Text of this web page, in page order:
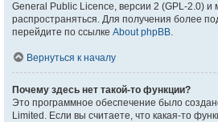
General Public Licence, версии 2 (GPL-2.0) и
распространяться. Для получения более
перейдите по ссылке About phpBB.
Вернуться к началу
Почему здесь нет такой-то функции?
Это программное обеспечение было
Limited. Если вы считаете, что какая-то